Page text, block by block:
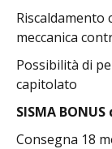
Riscaldamento
meccanica
Possibilità di
capitolato
SISMA
Consegna 18